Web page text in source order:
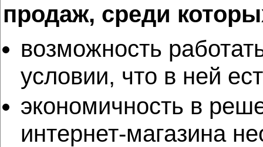
продаж, среди
возможность
условии, что в ней
экономичность в
интернет-магазина